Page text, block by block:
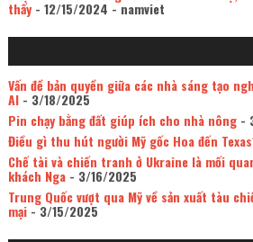
thấy- 12/15/2024 - namviet
Vấn đề bản quyền giữa các nhà sáng tạo
AI- 3/18/2025
Pin chạy bằng đất giúp ích cho nhà nông-
Điều gì thu hút người Mỹ gốc Hoa đến
Chế tài và chiến tranh ở Ukraine là mối
khách Nga- 3/16/2025
Trung Quốc vượt qua Mỹ về sản xuất tàu
mại- 3/15/2025